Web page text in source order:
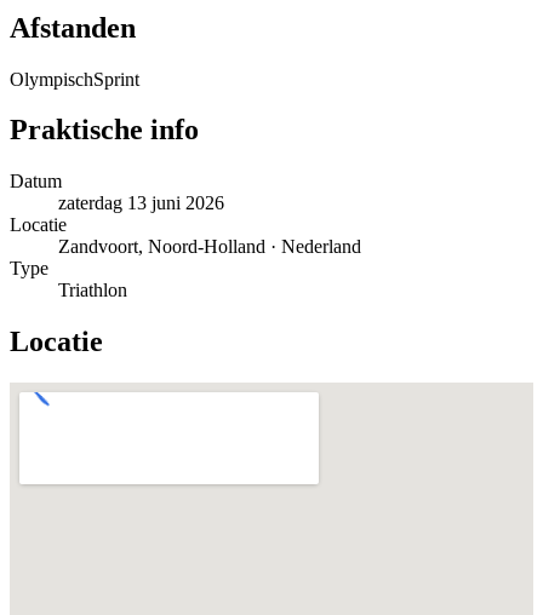
Afstanden
OlympischSprint
Praktische info
Datum
zaterdag 13 juni 2026
Locatie
Zandvoort, Noord-Holland · Nederland
Type
Triathlon
Locatie